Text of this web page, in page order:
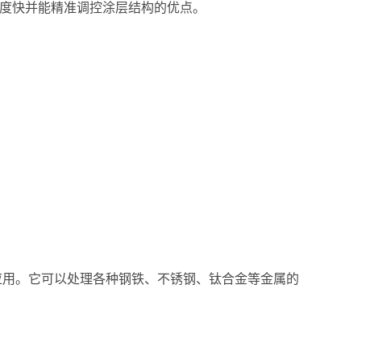
并能精准调控涂层结构的优点。
。它可以处理各种钢铁、不锈钢、钛合金等金属的